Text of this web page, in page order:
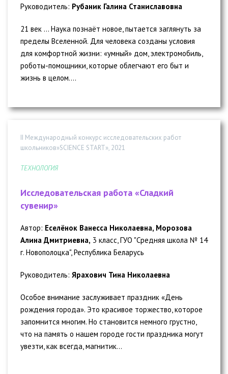
Руководитель: Рубаник Галина Станиславовна
21 век … Наука познаёт новое, пытается заглянуть за
пределы Вселенной. Для человека созданы условия
для комфортной жизни: «умный» дом, электромобиль,
роботы-помощники, которые облегчают его быт и
жизнь в целом....
II Международный конкурс исследовательских работ
школьников»SCIENCE START», 2021
ТЕХНОЛОГИЯ
Исследовательская работа «Сладкий
сувенир»
Автор: Еселёнок Ванесса Николаевна, Морозова
Алина Дмитриевна, 3 класс, ГУО "Средняя школа № 14
г. Новополоцка", Республика Беларусь
Руководитель: Ярахович Тина Николаевна
Особое внимание заслуживает праздник «День
рождения города». Это красивое торжество, которое
запомнится многим. Но становится немного грустно,
что на память о нашем городе гости праздника могут
увезти, как всегда, магнитик...